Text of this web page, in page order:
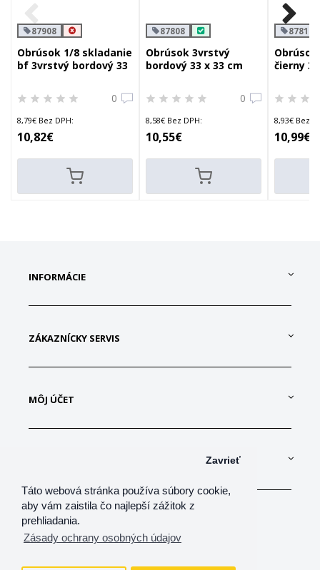
Táto webová stránka používa súbory cookie,
aby vám zaistila čo najlepší zážitok z
prehliadania.
Zásady ochrany osobných údajov
Zavrieť
87908
Obrúsok 1/8 skladanie
bf 3vrstvý bordový 33
0
8,79€ Bez DPH:
10,82€
87808
Obrúsok 3vrstvý
bordový 33 x 33 cm
0
8,58€ Bez DPH:
10,55€
87819
čierny
8,93€ Bez
10,99€
INFORMÁCIE
ZÁKAZNÍCKY SERVIS
MÔJ ÚČET